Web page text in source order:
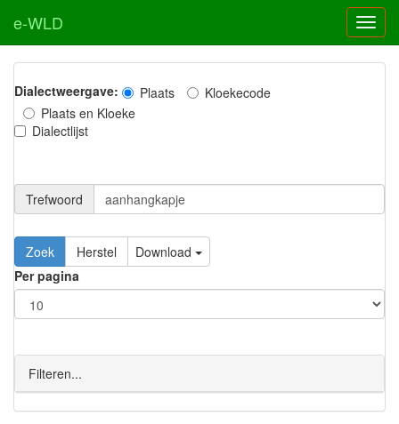
e-WLD
Dialectweergave: Plaats
Kloekecode
Plaats en Kloeke
Dialectlijst
Trefwoord
Download
Per pagina
Filteren...